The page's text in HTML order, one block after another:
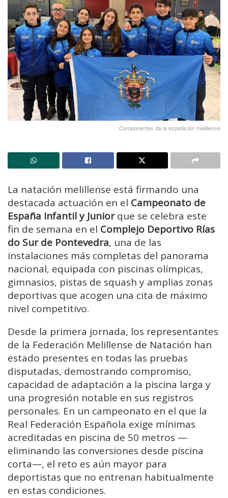
Componentes de la expedición melillense
La natación melillense está firmando una
destacada actuación en el Campeonato de
España Infantil y Juniorque se celebra este
fin de semana en el Complejo Deportivo Rías
do Sur de Pontevedra, una de las
instalaciones más completas del panorama
nacional, equipada con piscinas olímpicas,
gimnasios, pistas de squash y amplias zonas
deportivas que acogen una cita de máximo
nivel competitivo.
Desde la primera jornada, los representantes
de la Federación Melillense de Natación han
estado presentes en todas las pruebas
disputadas, demostrando compromiso,
capacidad de adaptación a la piscina larga y
una progresión notable en sus registros
personales. En un campeonato en el que la
Real Federación Española exige mínimas
acreditadas en piscina de 50 metros —
eliminando las conversiones desde piscina
corta—, el reto es aún mayor para
deportistas que no entrenan habitualmente
en estas condiciones.